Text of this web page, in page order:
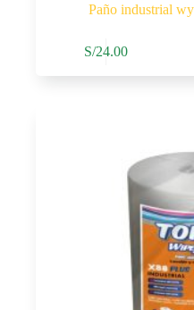
Paño industrial
S/24.00